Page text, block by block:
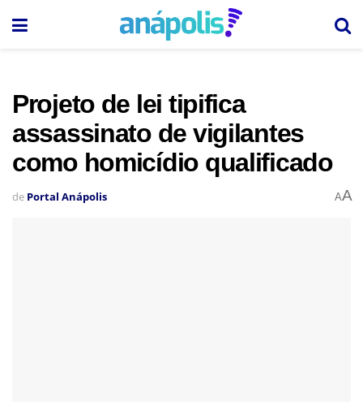
Projeto de lei tipifica
assassinato de vigilantes
como homicídio qualificado
de Portal Anápolis AA